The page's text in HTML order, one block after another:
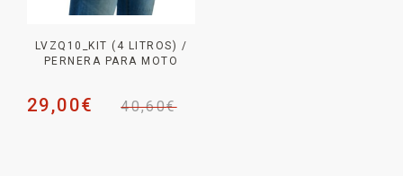
LVZQ10_KIT (4 LITROS) /
PERNERA PARA MOTO
40,60€
29,00€